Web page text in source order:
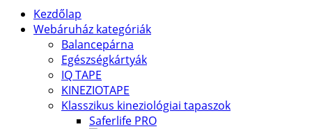
Kezdőlap
Webáruház kategóriák
Balancepárna
Egészségkártyák
IQ TAPE
KINEZIOTAPE
Klasszikus kineziológiai tapaszok
Saferlife PRO